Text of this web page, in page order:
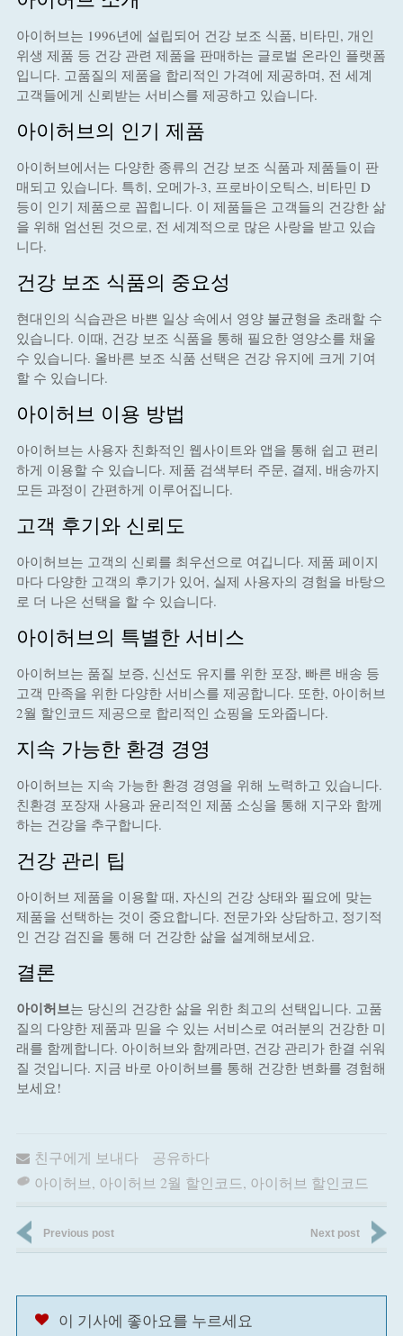
아이허브는 1996년에 설립되어 건강 보조 식품, 비타민, 개인
위생 제품 등 건강 관련 제품을 판매하는 글로벌 온라인 플랫폼
입니다. 고품질의 제품을 합리적인 가격에 제공하며, 전 세계
고객들에게 신뢰받는 서비스를 제공하고 있습니다.
아이허브의 인기 제품
아이허브에서는 다양한 종류의 건강 보조 식품과 제품들이 판
매되고 있습니다. 특히, 오메가-3, 프로바이오틱스, 비타민 D
등이 인기 제품으로 꼽힙니다. 이 제품들은 고객들의 건강한 삶
을 위해 엄선된 것으로, 전 세계적으로 많은 사랑을 받고 있습
니다.
건강 보조 식품의 중요성
현대인의 식습관은 바쁜 일상 속에서 영양 불균형을 초래할 수
있습니다. 이때, 건강 보조 식품을 통해 필요한 영양소를 채울
수 있습니다. 올바른 보조 식품 선택은 건강 유지에 크게 기여
할 수 있습니다.
아이허브 이용 방법
아이허브는 사용자 친화적인 웹사이트와 앱을 통해 쉽고 편리
하게 이용할 수 있습니다. 제품 검색부터 주문, 결제, 배송까지
모든 과정이 간편하게 이루어집니다.
고객 후기와 신뢰도
아이허브는 고객의 신뢰를 최우선으로 여깁니다. 제품 페이지
마다 다양한 고객의 후기가 있어, 실제 사용자의 경험을 바탕으
로 더 나은 선택을 할 수 있습니다.
아이허브의 특별한 서비스
아이허브는 품질 보증, 신선도 유지를 위한 포장, 빠른 배송 등
고객 만족을 위한 다양한 서비스를 제공합니다. 또한, 아이허브
2월 할인코드 제공으로 합리적인 쇼핑을 도와줍니다.
지속 가능한 환경 경영
아이허브는 지속 가능한 환경 경영을 위해 노력하고 있습니다.
친환경 포장재 사용과 윤리적인 제품 소싱을 통해 지구와 함께
하는 건강을 추구합니다.
건강 관리 팁
아이허브 제품을 이용할 때, 자신의 건강 상태와 필요에 맞는
제품을 선택하는 것이 중요합니다. 전문가와 상담하고, 정기적
인 건강 검진을 통해 더 건강한 삶을 설계해보세요.
결론
아이허브는 당신의 건강한 삶을 위한 최고의 선택입니다. 고품
질의 다양한 제품과 믿을 수 있는 서비스로 여러분의 건강한 미
래를 함께합니다. 아이허브와 함께라면, 건강 관리가 한결 쉬워
질 것입니다. 지금 바로 아이허브를 통해 건강한 변화를 경험해
보세요!
친구에게 보내다
공유하다
아이허브, 아이허브 2월 할인코드, 아이허브 할인코드
Previous post Next post
이 기사에 좋아요를 누르세요